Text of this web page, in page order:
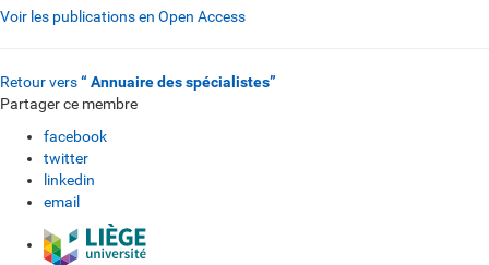
Voir les publications en Open Access
Retour vers“ Annuaire des spécialistes”
Partager ce membre
facebook
twitter
linkedin
email